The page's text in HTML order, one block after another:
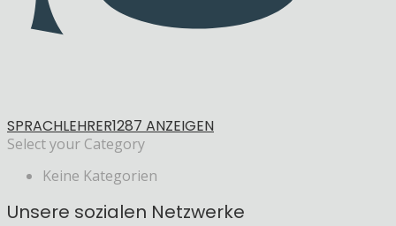
SPRACHLEHRER1287 ANZEIGEN
Select your Category
Keine Kategorien
Unsere sozialen Netzwerke